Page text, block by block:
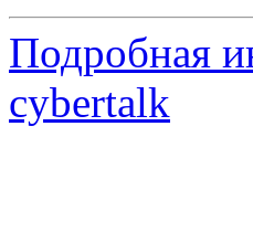
Подробная
cybertalk